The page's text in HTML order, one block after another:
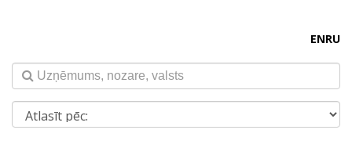
ENRU